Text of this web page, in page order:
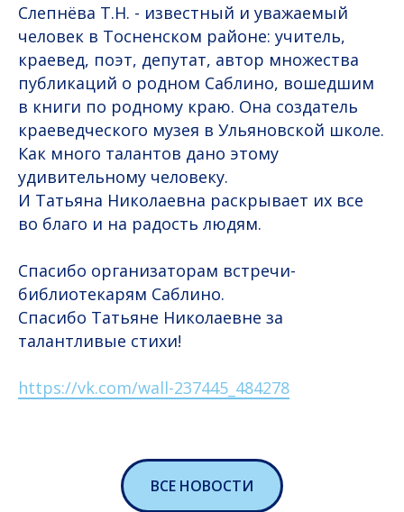
Слепнёва Т.Н. - известный и уважаемый
человек в Тосненском районе: учитель,
краевед, поэт, депутат, автор множества
публикаций о родном Саблино, вошедшим
в книги по родному краю. Она создатель
краеведческого музея в Ульяновской школе.
Как много талантов дано этому
удивительному человеку.
И Татьяна Николаевна раскрывает их все
во благо и на радость людям.
Спасибо организаторам встречи-
библиотекарям Саблино.
Спасибо Татьяне Николаевне за
талантливые стихи!
https://vk.com/wall-237445_484278
ВСЕ НОВОСТИ